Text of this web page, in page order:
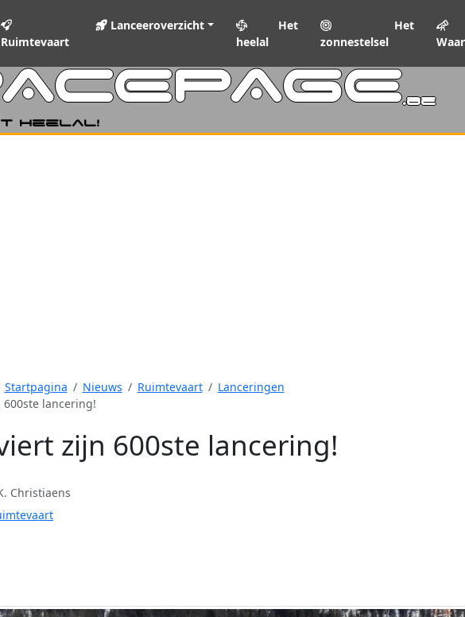
Ruimtevaart
Lanceeroverzicht
Het
heelal
Het
zonnestelsel
.be
heelal!
Startpagina Nieuws Ruimtevaart
Lanceringen
lancering!
zijn 600ste lancering!
Christiaens